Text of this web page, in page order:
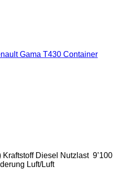
Gama T430 Container
Kraftstoff Diesel Nutzlast 9’100
Luft/Luft